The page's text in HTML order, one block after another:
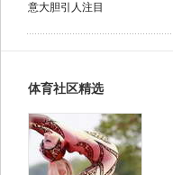
意大胆引人注目
体育社区精选